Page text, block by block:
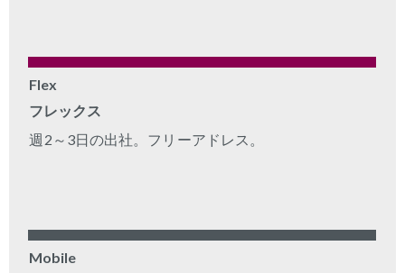
Flex
フレックス
週 2 ～ 3日の出社。フリーアドレス。
Mobile